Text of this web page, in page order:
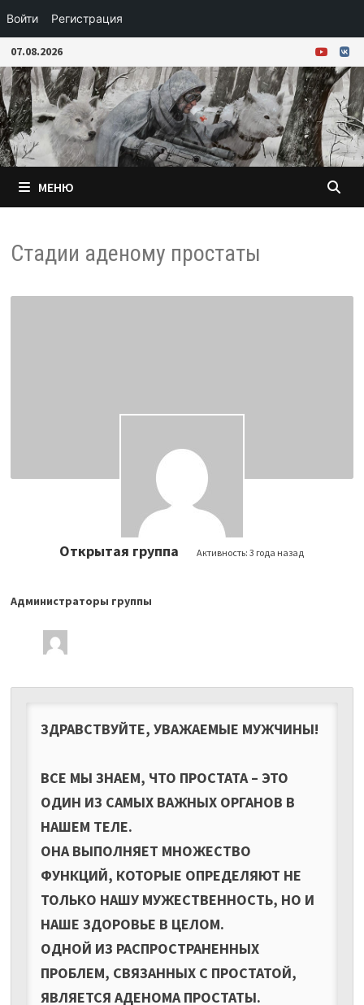
Войти Регистрация
Перейти
к
содержимому
07.08.2026
МЕНЮ
Стадии аденому простаты
Открытая группа Активность:3 года назад
Лидеры
группы
Администраторы группы
ЗДРАВСТВУЙТЕ, УВАЖАЕМЫЕ МУЖЧИНЫ!
ВСЕ МЫ ЗНАЕМ, ЧТО ПРОСТАТА – ЭТО
ОДИН ИЗ САМЫХ ВАЖНЫХ ОРГАНОВ В
НАШЕМ ТЕЛЕ.
ОНА ВЫПОЛНЯЕТ МНОЖЕСТВО
ФУНКЦИЙ, КОТОРЫЕ ОПРЕДЕЛЯЮТ НЕ
ТОЛЬКО НАШУ МУЖЕСТВЕННОСТЬ, НО И
НАШЕ ЗДОРОВЬЕ В ЦЕЛОМ.
ОДНОЙ ИЗ РАСПРОСТРАНЕННЫХ
ПРОБЛЕМ, СВЯЗАННЫХ С ПРОСТАТОЙ,
ЯВЛЯЕТСЯ АДЕНОМА ПРОСТАТЫ.